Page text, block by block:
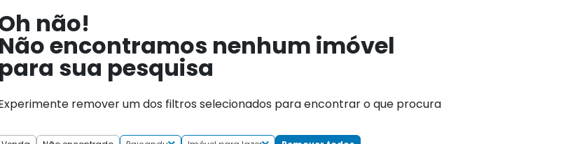
não!
Não encontramos nenhum imóvel
para sua pesquisa
remover um dos filtros selecionados para encontrar o que procura